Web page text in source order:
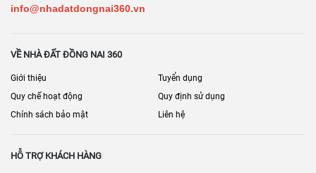
info@nhadatdongnai360.vn
VỀ NHÀ ĐẤT ĐỒNG NAI 360
Giới thiệu
Tuyển dụng
Quy chế hoạt động
Quy định sử dụng
Chính sách bảo mật
Liên hệ
HỖ TRỢ KHÁCH HÀNG